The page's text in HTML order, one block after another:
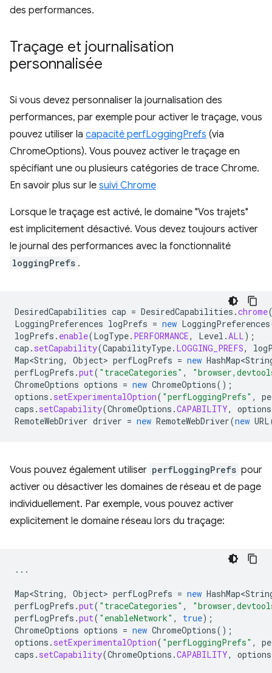
des performances.
Traçage et journalisation
personnalisée
Si vous devez personnaliser la journalisation des
performances, par exemple pour activer le traçage, vous
pouvez utiliser la capacité perfLoggingPrefs (via
ChromeOptions). Vous pouvez activer le traçage en
spécifiant une ou plusieurs catégories de trace Chrome.
En savoir plus sur le suivi Chrome
Lorsque le traçage est activé, le domaine "Vos trajets"
est implicitement désactivé. Vous devez toujours activer
le journal des performances avec la fonctionnalité
loggingPrefs .
DesiredCapabilities cap = DesiredCapabilities .chrome
LoggingPreferences logPrefs = new LoggingPreferences
logPrefs . enable(LogType. PERFORMANCE, Level .ALL);
cap . setCapability(CapabilityType. LOGGING_PREFS,
Map<String, Object> perfLogPrefs = new
perfLogPrefs .put( "traceCategories" ,
ChromeOptions options = new ChromeOptions();
options . setExperimentalOption( "perfLoggingPrefs" ,
caps . setCapability(ChromeOptions .CAPABILITY, options
RemoteWebDriver driver = new RemoteWebDriver(new URL
Vous pouvez également utiliser perfLoggingPrefs pour
activer ou désactiver les domaines de réseau et de page
individuellement. Par exemple, vous pouvez activer
explicitement le domaine réseau lors du traçage:
...
Map<String, Object> perfLogPrefs = new
perfLogPrefs .put( "traceCategories" ,
perfLogPrefs .put( "enableNetwork" , true);
ChromeOptions options = new ChromeOptions();
options . setExperimentalOption( "perfLoggingPrefs" ,
caps . setCapability(ChromeOptions .CAPABILITY, options